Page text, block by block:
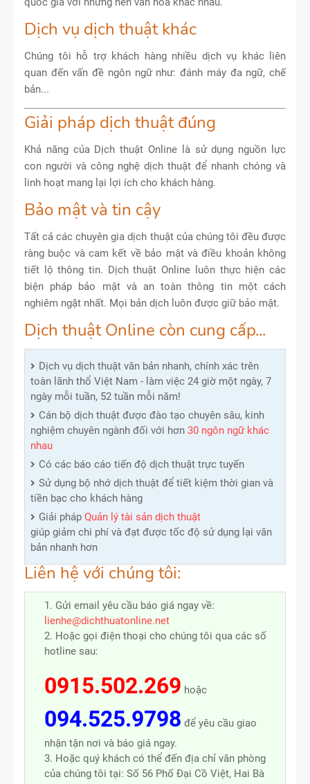
Dịch vụ dịch thuật khác
Chúng tôi hỗ trợ khách hàng nhiều dịch vụ khác liên
quan đến vấn đề ngôn ngữ như: đánh máy đa ngữ, chế
bản...
Giải pháp dịch thuật đúng
Khả năng của Dịch thuật Online là sử dụng nguồn lực
con người và công nghệ dịch thuật để nhanh chóng và
linh hoạt mang lại lợi ích cho khách hàng.
Bảo mật và tin cậy
Tất cả các chuyên gia dịch thuật của chúng tôi đều được
ràng buộc và cam kết về bảo mật và điều khoản không
tiết lộ thông tin. Dịch thuật Online luôn thực hiện các
biện pháp bảo mật và an toàn thông tin một cách
nghiêm ngặt nhất. Mọi bản dịch luôn được giữ bảo mật.
Dịch thuật Online còn cung cấp...
Dịch vụ dịch thuật văn bản nhanh, chính xác trên
toàn lãnh thổ Việt Nam - làm việc 24 giờ một ngày, 7
ngày mỗi tuần, 52 tuần mỗi năm!
Cán bộ dịch thuật được đào tạo chuyên sâu, kinh
nghiệm chuyên ngành đối với hơn 30 ngôn ngữ khác
nhau
Có các báo cáo tiến độ dịch thuật trực tuyến
Sử dụng bộ nhớ dịch thuật để tiết kiệm thời gian và
tiền bạc cho khách hàng
Giải pháp Quản lý tài sản dịch thuật
giúp giảm chi phí và đạt được tốc độ sử dụng lại văn
bản nhanh hơn
Liên hệ với chúng tôi:
1. Gửi email yêu cầu báo giá ngay về:
lienhe@dichthuatonline.net
2. Hoặc gọi điện thoại cho chúng tôi qua các số
hotline sau:
0915.502.269 hoặc
094.525.9798 để yêu cầu giao
nhận tận nơi và báo giá ngay.
3. Hoặc quý khách có thể đến địa chỉ văn phòng
của chúng tôi tại: Số 56 Phố Đại Cồ Việt, Hai Bà